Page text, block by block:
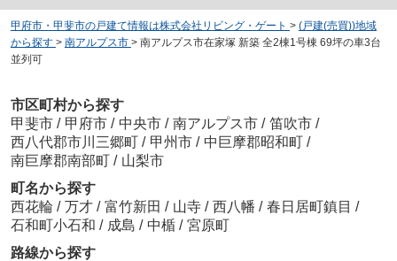
甲府市・甲斐市の戸建て情報は株式会社リビング・ゲート > (戸建(売買))地域
から探す > 南アルプス市 > 南アルプス市在家塚 新築 全2棟1号棟 69坪の車3台
並列可
市区町村から探す
甲斐市 / 甲府市 / 中央市 / 南アルプス市 / 笛吹市 /
西八代郡市川三郷町 / 甲州市 / 中巨摩郡昭和町 /
南巨摩郡南部町 / 山梨市
町名から探す
西花輪 / 万才 / 富竹新田 / 山寺 / 西八幡 / 春日居町鎮目 /
石和町小石和 / 成島 / 中楯 / 宮原町
路線から探す